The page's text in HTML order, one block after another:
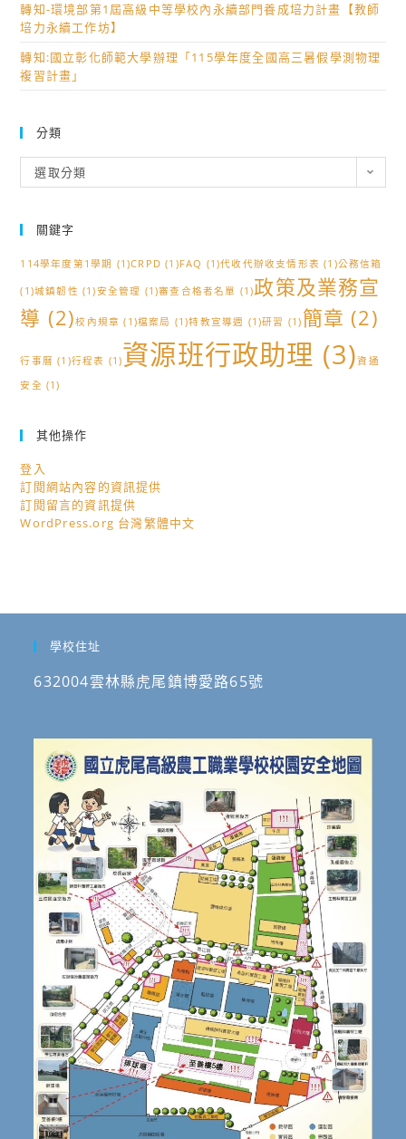
轉知-環境部第1屆高級中等學校內永續部門養成培力計畫【教師
培力永續工作坊】
轉知:國立彰化師範大學辦理「115學年度全國高三暑假學測物理
複習計畫」
分類
類
選取分類
關鍵字
114學年度第1學期 (1)CRPD (1)FAQ (1)代收代辦收支情形表 (1)公務信箱
(1)城鎮韌性 (1)安全管理 (1)審查合格者名單 (1)政策及業務宣
導 (2)校內規章 (1)檔案局 (1)特教宣導週 (1)研習 (1) 簡章 (2)
行事曆 (1)行程表 (1)資源班行政助理 (3)資通
安全 (1)
其他操作
登入
訂閱網站內容的資訊提供
訂閱留言的資訊提供
WordPress.org 台灣繁體中文
學校住址
632004雲林縣虎尾鎮博愛路65號